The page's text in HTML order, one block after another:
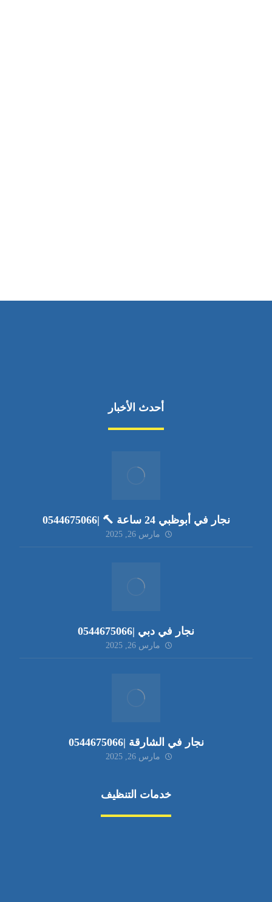
أحدث الأخبار
نجار في أبوظبي 24 ساعة 🔨 |0544675066
مارس 26, 2025
نجار في دبي |0544675066
مارس 26, 2025
نجار في الشارقة |0544675066
مارس 26, 2025
خدمات التنظيف